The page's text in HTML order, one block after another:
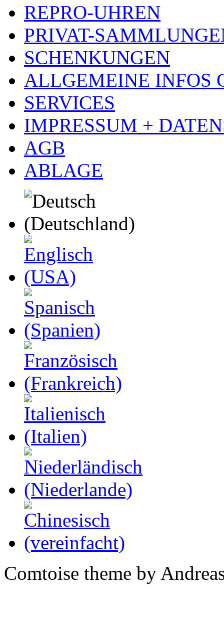
REPRO-UHREN
PRIVAT-
SCHENKUNGEN
ALLGEMEINE INFOS
SERVICES
IMPRESSUM +
AGB
ABLAGE
Comtoise theme by